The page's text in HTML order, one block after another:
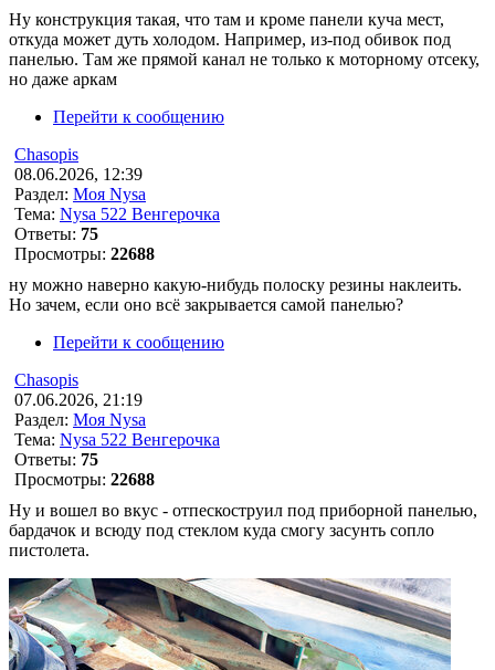
Ну конструкция такая, что там и кроме панели куча мест,
откуда может дуть холодом. Например, из-под обивок под
панелью. Там же прямой канал не только к моторному отсеку,
но даже аркам
Перейти к сообщению
Chasopis
08.06.2026, 12:39
Раздел: Моя Nysa
Тема: Nysa 522 Венгерочка
Ответы: 75
Просмотры: 22688
ну можно наверно какую-нибудь полоску резины наклеить.
Но зачем, если оно всё закрывается самой панелью?
Перейти к сообщению
Chasopis
07.06.2026, 21:19
Раздел: Моя Nysa
Тема: Nysa 522 Венгерочка
Ответы: 75
Просмотры: 22688
Ну и вошел во вкус - отпескоструил под приборной панелью,
бардачок и всюду под стеклом куда смогу засунть сопло
пистолета.